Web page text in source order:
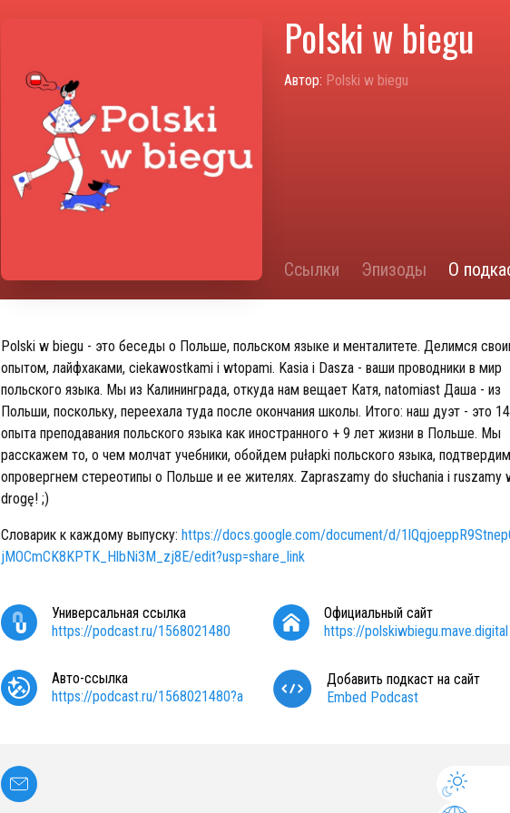
Polski w biegu
Автор: Polski w biegu
Ссылки Эпизоды О
Polski w biegu - это беседы о Польше, польском языке и менталитете. Делимся
опытом, лайфхаками, ciekawostkami i wtopami. Kasia i Dasza - ваши проводники в мир
польского языка. Мы из Калининграда, откуда нам вещает Катя, natomiast Даша - из
Польши, поскольку, переехала туда после окончания школы. Итого: наш дуэт - это
опыта преподавания польского языка как иностранного + 9 лет жизни в Польше. Мы
расскажем то, о чем молчат учебники, обойдем pułapki польского языка,
опровергнем стереотипы о Польше и ее жителях. Zapraszamy do słuchania i ruszamy
drogę! ;)
Словарик к каждому выпуску: https://docs.google.com/document/d/
jMOCmCK8KPTK_HlbNi3M_zj8E/edit?usp=share_link
Универсальная ссылка
https://podcast.ru/1568021480
Официальный сайт
https://polskiwbiegu.mave.digital
Авто-ссылка
https://podcast.ru/1568021480?a
Добавить подкаст на сайт
Embed Podcast